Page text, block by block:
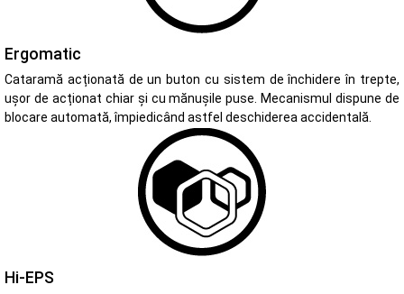
Ergomatic
Cataramă acționată de un buton cu sistem de închidere în trepte,
ușor de acționat chiar și cu mănușile puse. Mecanismul dispune de
blocare automată, împiedicând astfel deschiderea accidentală.
Hi-EPS